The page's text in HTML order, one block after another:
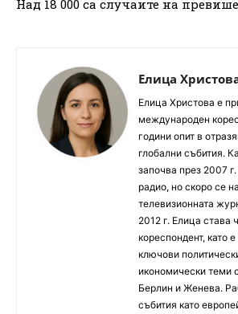
Над 18 000 са случаите на
Елица
Елица Христова е
международен
години опит в
глобални събития.
започва през 2007
радио, но скоро се
телевизионната
2012 г. Елица става
кореспондент, като
ключови
икономически теми
Берлин и Женева.
събития като